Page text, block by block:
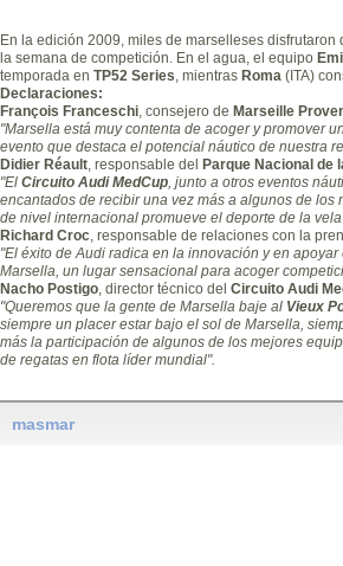
En la edición 2009, miles de marselleses
la semana de competición. En el agua, el equipo
temporada en TP52 Series, mientras Roma (ITA)
Declaraciones:
François Franceschi, consejero de Marseille
"Marsella está muy contenta de acoger y promover
evento que destaca el potencial náutico de nuestra
Didier Réault, responsable del Parque Nacional de
"El Circuito Audi MedCup, junto a otros eventos
encantados de recibir una vez más a algunos de
de nivel internacional promueve el deporte de la
Richard Croc, responsable de relaciones con la
"El éxito de Audi radica en la innovación y en
Marsella, un lugar sensacional para acoger
Nacho Postigo, director técnico del Circuito Audi
"Queremos que la gente de Marsella baje al Vieux
siempre un placer estar bajo el sol de Marsella,
más la participación de algunos de los mejores
de regatas en flota líder mundial".
masmar